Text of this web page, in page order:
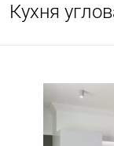
Кухня